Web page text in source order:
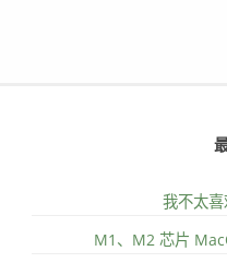
我不太
M1、M2 芯片